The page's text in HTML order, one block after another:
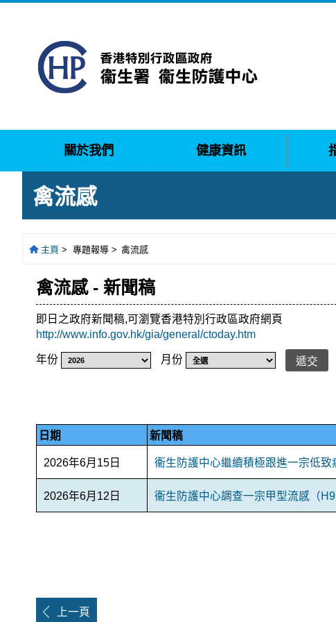
關於我們 健康資訊
禽流感
主頁 > 專題報導 > 禽流感
禽流感 - 新聞稿
即日之政府新聞稿,可瀏覽香港特別行政區政府網頁
http://www.info.gov.hk/gia/general/ctoday.htm
年份 月份 遞交
日期 新聞稿
2026年6月15日 衞生防護中心繼續積極跟進一宗低
2026年6月12日 衞生防護中心調查一宗甲型流感（H9
上一頁